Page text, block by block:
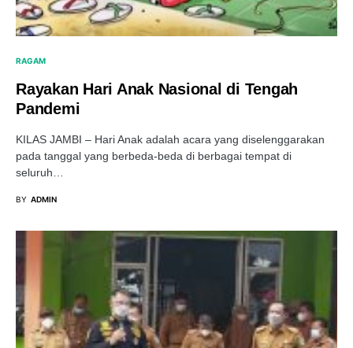
RAGAM
Rayakan Hari Anak Nasional di Tengah
Pandemi
KILAS JAMBI – Hari Anak adalah acara yang diselenggarakan
pada tanggal yang berbeda-beda di berbagai tempat di
seluruh…
BY ADMIN